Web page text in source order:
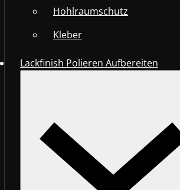
Hohlraumschutz
Kleber
Lackfinish Polieren Aufbereiten